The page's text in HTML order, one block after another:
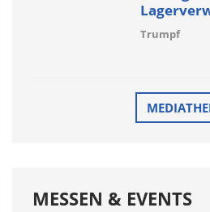
Trumpf
MESSEN & EVENTS